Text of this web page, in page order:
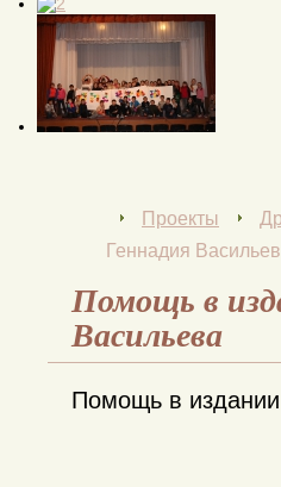
→ Проекты →
Геннадия
Помощь в
Васильева
Помощь в издании